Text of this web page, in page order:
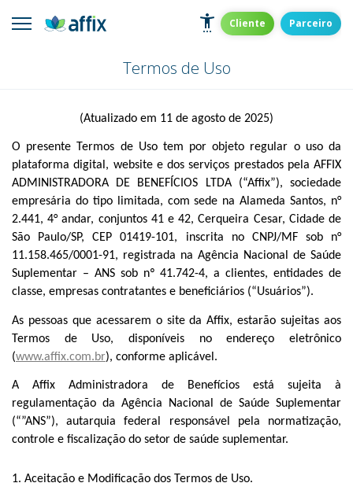
content
Affix
Administradora de Benefícios Cliente Parceiro
Termos de Uso
(Atualizado em 11 de agosto de 2025)
O presente Termos de Uso tem por objeto regular o uso da
plataforma digital, website e dos serviços prestados pela AFFIX
ADMINISTRADORA DE BENEFÍCIOS LTDA (“Affix”), sociedade
empresária do tipo limitada, com sede na Alameda Santos, n°
2.441, 4° andar, conjuntos 41 e 42, Cerqueira Cesar, Cidade de
São Paulo/SP, CEP 01419-101, inscrita no CNPJ/MF sob n°
11.158.465/0001-91, registrada na Agência Nacional de Saúde
Suplementar – ANS sob nº 41.742-4, a clientes, entidades de
classe, empresas contratantes e beneficiários (“Usuários”).
As pessoas que acessarem o site da Affix, estarão sujeitas aos
Termos de Uso, disponíveis no endereço eletrônico
(www.affix.com.br), conforme aplicável.
A Affix Administradora de Benefícios está sujeita à
regulamentação da Agência Nacional de Saúde Suplementar
(“”ANS”), autarquia federal responsável pela normatização,
controle e fiscalização do setor de saúde suplementar.
1. Aceitação e Modificação dos Termos de Uso.